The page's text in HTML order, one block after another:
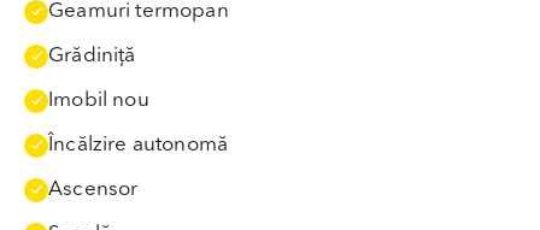
Geamuri termopan
Grădiniţă
Imobil nou
Încălzire autonomă
Ascensor